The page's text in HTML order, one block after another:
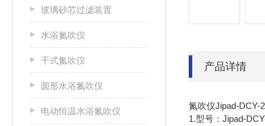
玻璃砂芯过滤装置
水浴氮吹仪
干式氮吹仪
圆形水浴氮吹仪
电动恒温水浴氮吹仪
产品详情
氮吹仪Jipad-DCY-
1.型号：Jipad-